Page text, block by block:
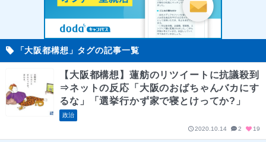
「大阪都構想」タグの記事一覧
【大阪都構想】蓮舫のリツイートに抗議殺到
⇒ネットの反応「大阪のおばちゃんバカにす
るな」「選挙行かず家で寝とけってか?」
政治
2020.10.14 2 19